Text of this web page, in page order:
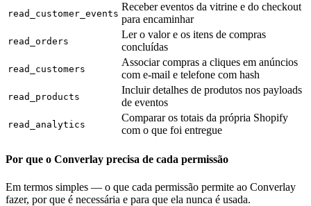
read_customer_events
Receber eventos da vitrine e do checkout
para encaminhar
read_orders
Ler o valor e os itens de compras
concluídas
read_customers
Associar compras a cliques em anúncios
com e-mail e telefone com hash
read_products
Incluir detalhes de produtos nos payloads
de eventos
read_analytics
Comparar os totais da própria Shopify
com o que foi entregue
Por que o Converlay precisa de cada permissão
Em termos simples — o que cada permissão permite ao Converlay
fazer, por que é necessária e para que ela nunca é usada.